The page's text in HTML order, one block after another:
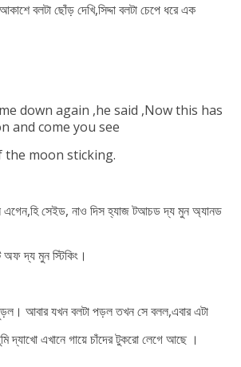
বলটা ছোঁড় দেখি,সিদ্দা বলটা চেপে ধরে এক
down again ,he said ,Now this has
and come you see
moon sticking.
সেইড, নাও দিস হ্যাজ টআচড দ্য মুন অ্যানড
অফ দ্য মুন স্টিকিং।
আবার যখন বলটা পড়ল তখন সে বলল,এবার এটা
দ্যাখো এখানে গায়ে চাঁদের টুকরো লেগে আছে ।